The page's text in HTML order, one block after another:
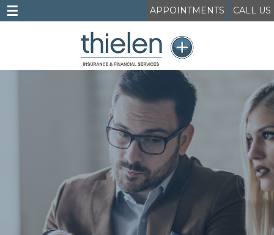
☰ APPOINTMENTS CALL US